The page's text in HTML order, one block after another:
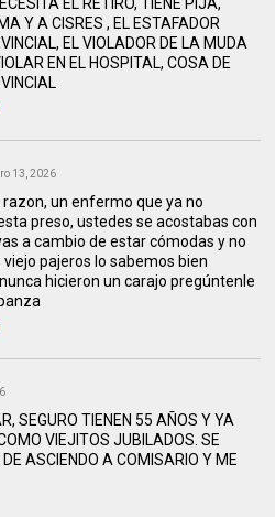
EL RETIRO, TIENE PIJA,
Y A CISRES , EL ESTAFADOR
EL VIOLADOR DE LA MUDA
EN EL HOSPITAL, COSA DE
13, 2026
razon, un enfermo que ya no
preso, ustedes se acostabas con
a cambio de estar cómodas y no
pajeros lo sabemos bien
hicieron un carajo pregúntenle
SEGURO TIENEN 55 AÑOS Y YA
VIEJITOS JUBILADOS. SE
ASCIENDO A COMISARIO Y ME